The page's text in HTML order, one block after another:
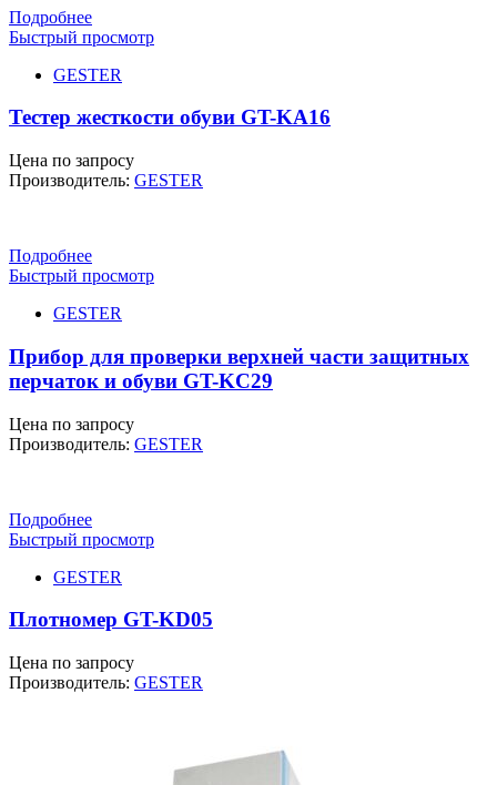
Подробнее
Быстрый просмотр
GESTER
Тестер жесткости обуви GT-KA16
Цена по запросу
Производитель: GESTER
Подробнее
Быстрый просмотр
GESTER
Прибор для проверки верхней части защитных
перчаток и обуви GT-KC29
Цена по запросу
Производитель: GESTER
Подробнее
Быстрый просмотр
GESTER
Плотномер GT-KD05
Цена по запросу
Производитель: GESTER